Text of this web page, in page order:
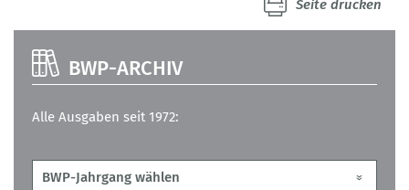
Seite drucken
BWP-ARCHIV
Alle Ausgaben seit 1972: